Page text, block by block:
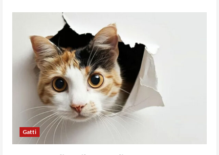
scoperta
dei
pipistrelli:
viaggio
in
10
punti
per
sfatare
i
falsi
miti
su
queste
creature
Gatti